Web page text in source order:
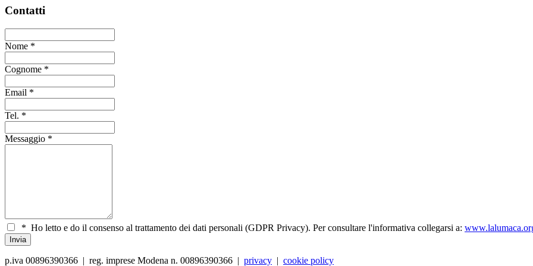
Contatti
Nome *
Cognome *
Email *
Tel. *
Messaggio *
* Ho letto e do il consenso al trattamento dei dati personali (GDPR Privacy). Per consultare l'informativa collegarsi a:
p.iva 00896390366 | reg. imprese Modena n. 00896390366 | privacy | cookie policy